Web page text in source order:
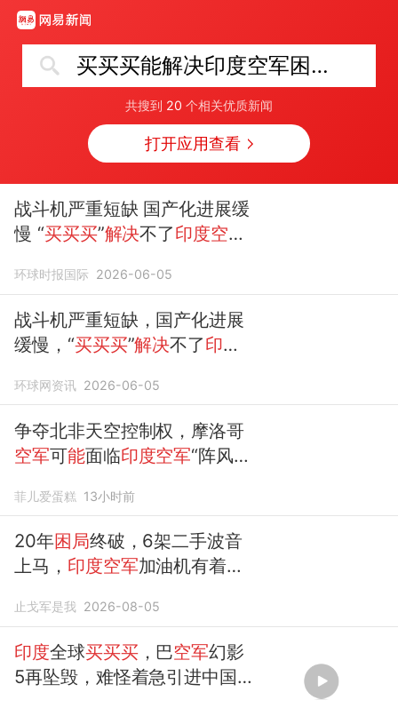
买买买能解决印度空军困局吗
共搜到 20 个相关优质新闻
打开应用查看
战斗机严重短缺 国产化进展缓
慢 “买买买”解决不了印度空军
环球时报国际 2026-06-05
战斗机严重短缺，国产化进展
缓慢，“买买买”解决不了印度
环球网资讯 2026-06-05
争夺北非天空控制权，摩洛哥
空军可能面临印度空军“阵风”
菲儿爱蛋糕 13小时前
20年困局终破，6架二手波音
上马， 印度空军加油机有着落
止戈军是我 2026-08-05
印度全球买买买，巴空军幻影
5再坠毁，难怪着急引进中国